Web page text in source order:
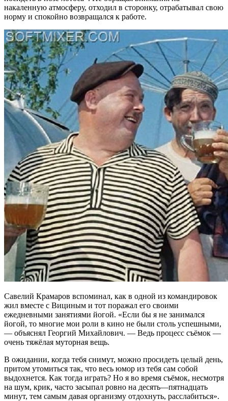
накаленную атмосферу, отходил в сторонку, отрабатывал свою
норму и спокойно возвращался к работе.
Савелий Крамаров вспоминал, как в одной из командировок
жил вместе с Вициным и тот поражал его своими
ежедневными занятиями йогой. «Если бы я не занимался
йогой, то многие мои роли в кино не были столь успешными,
— объяснял Георгий Михайлович. — Ведь процесс съёмок —
очень тяжёлая муторная вещь.
В ожидании, когда тебя снимут, можно просидеть целый день,
притом утомиться так, что весь юмор из тебя сам собой
выдохнется. Как тогда играть? Но я во время съёмок, несмотря
на шум, крик, часто засыпал ровно на десять—пятнадцать
минут, тем самым давая организму отдохнуть, расслабиться».